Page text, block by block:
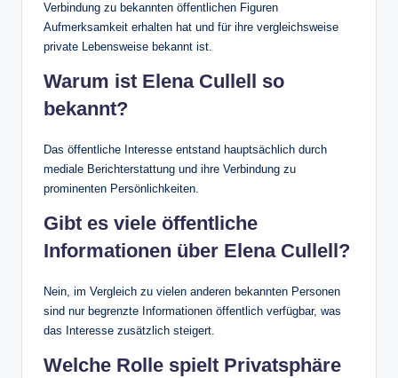
Verbindung zu bekannten öffentlichen Figuren
Aufmerksamkeit erhalten hat und für ihre vergleichsweise
private Lebensweise bekannt ist.
Warum ist Elena Cullell so
bekannt?
Das öffentliche Interesse entstand hauptsächlich durch
mediale Berichterstattung und ihre Verbindung zu
prominenten Persönlichkeiten.
Gibt es viele öffentliche
Informationen über Elena Cullell?
Nein, im Vergleich zu vielen anderen bekannten Personen
sind nur begrenzte Informationen öffentlich verfügbar, was
das Interesse zusätzlich steigert.
Welche Rolle spielt Privatsphäre